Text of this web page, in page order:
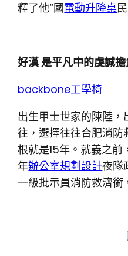
釋了他“國電動升降桌
好漢 是平凡中的虔誠
backbone工學椅
出生甲士世家的陳陸
往，選擇往往合肥消
根就是15年。就義之
年辦公室規劃設計夜隊
一級批示員消防救濟銜